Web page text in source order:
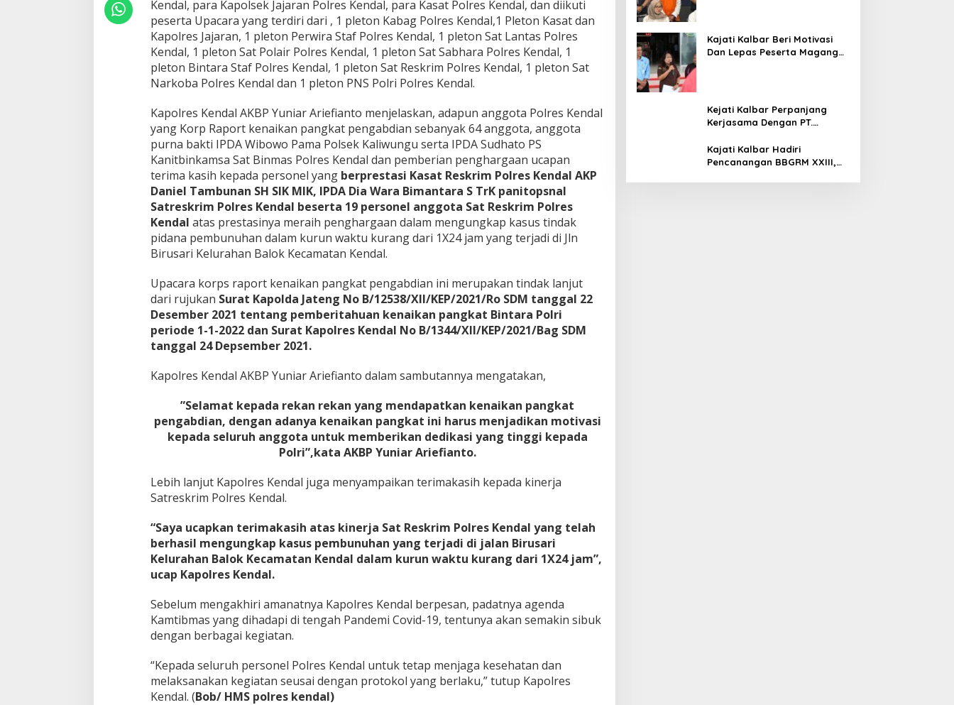
Kendal, para Kapolsek Jajaran Polres Kendal, para Kasat Polres Kendal, dan diikuti
peserta Upacara yang terdiri dari , 1 pleton Kabag Polres Kendal,1 Pleton Kasat dan
Kapolres Jajaran, 1 pleton Perwira Staf Polres Kendal, 1 pleton Sat Lantas Polres
Kendal, 1 pleton Sat Polair Polres Kendal, 1 pleton Sat Sabhara Polres Kendal, 1
pleton Bintara Staf Polres Kendal, 1 pleton Sat Reskrim Polres Kendal, 1 pleton Sat
Narkoba Polres Kendal dan 1 pleton PNS Polri Polres Kendal.
Kapolres Kendal AKBP Yuniar Ariefianto menjelaskan, adapun anggota Polres Kendal
yang Korp Raport kenaikan pangkat pengabdian sebanyak 64 anggota, anggota
purna bakti IPDA Wibowo Pama Polsek Kaliwungu serta IPDA Sudhato PS
Kanitbinkamsa Sat Binmas Polres Kendal dan pemberian penghargaan ucapan
terima kasih kepada personel yang berprestasi Kasat Reskrim Polres Kendal AKP
Daniel Tambunan SH SIK MIK, IPDA Dia Wara Bimantara S TrK panitopsnal
Satreskrim Polres Kendal beserta 19 personel anggota Sat Reskrim Polres
Kendal atas prestasinya meraih penghargaan dalam mengungkap kasus tindak
pidana pembunuhan dalam kurun waktu kurang dari 1X24 jam yang terjadi di Jln
Birusari Kelurahan Balok Kecamatan Kendal.
Upacara korps raport kenaikan pangkat pengabdian ini merupakan tindak lanjut
dari rujukan Surat Kapolda Jateng No B/12538/XII/KEP/2021/Ro SDM tanggal 22
Desember 2021 tentang pemberitahuan kenaikan pangkat Bintara Polri
periode 1-1-2022 dan Surat Kapolres Kendal No B/1344/XII/KEP/2021/Bag SDM
tanggal 24 Depsember 2021.
Kapolres Kendal AKBP Yuniar Ariefianto dalam sambutannya mengatakan,
”Selamat kepada rekan rekan yang mendapatkan kenaikan pangkat
pengabdian, dengan adanya kenaikan pangkat ini harus menjadikan motivasi
kepada seluruh anggota untuk memberikan dedikasi yang tinggi kepada
Polri”,kata AKBP Yuniar Ariefianto.
Lebih lanjut Kapolres Kendal juga menyampaikan terimakasih kepada kinerja
Satreskrim Polres Kendal.
“Saya ucapkan terimakasih atas kinerja Sat Reskrim Polres Kendal yang telah
berhasil mengungkap kasus pembunuhan yang terjadi di jalan Birusari
Kelurahan Balok Kecamatan Kendal dalam kurun waktu kurang dari 1X24 jam”,
ucap Kapolres Kendal.
Sebelum mengakhiri amanatnya Kapolres Kendal berpesan, padatnya agenda
Kamtibmas yang dihadapi di tengah Pandemi Covid-19, tentunya akan semakin sibuk
dengan berbagai kegiatan.
“Kepada seluruh personel Polres Kendal untuk tetap menjaga kesehatan dan
melaksanakan kegiatan seusai dengan protokol yang berlaku,” tutup Kapolres
Kendal. (Bob/ HMS polres kendal)
Kajati Kalbar Beri Motivasi
Dan Lepas Peserta Magang
Kejati Kalbar Perpanjang
Kerjasama Dengan PT.
Kajati Kalbar Hadiri
Pencanangan BBGRM XXIII,